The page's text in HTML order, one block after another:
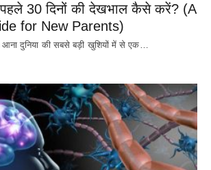
30 दिनों की देखभाल कैसे करें? (A
for New Parents)
दुनिया की सबसे बड़ी खुशियों में से एक…